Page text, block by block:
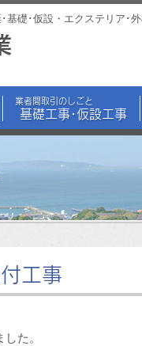
基礎･仮設・エクステリア･
業者間取引のしごと
基礎工事･仮設工事
工事
た。